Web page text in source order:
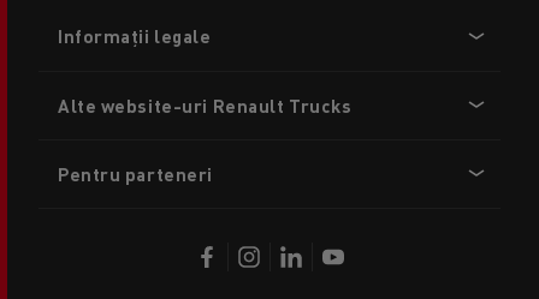
menu
Informații legale
Alte website-uri Renault Trucks
Pentru parteneri